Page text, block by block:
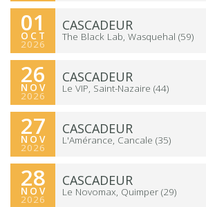
01
OCT
2026
CASCADEUR
The Black Lab, Wasquehal (59)
RÉSERVER
26
NOV
2026
CASCADEUR
Le VIP, Saint-Nazaire (44)
RÉSERVER
27
NOV
2026
CASCADEUR
L'Amérance, Cancale (35)
RÉSERVER
28
NOV
2026
CASCADEUR
Le Novomax, Quimper (29)
RÉSERVER